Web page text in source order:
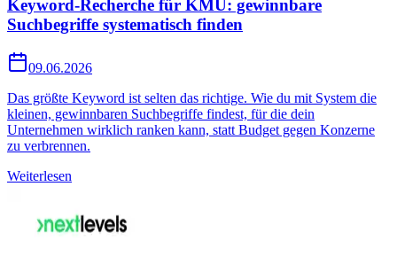
Keyword-Recherche für KMU: gewinnbare
Suchbegriffe systematisch finden
09.06.2026
Das größte Keyword ist selten das richtige. Wie du mit System die
kleinen, gewinnbaren Suchbegriffe findest, für die dein
Unternehmen wirklich ranken kann, statt Budget gegen Konzerne
zu verbrennen.
Weiterlesen